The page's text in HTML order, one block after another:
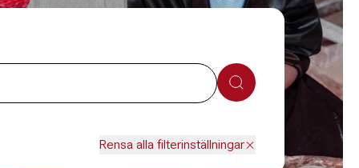
Sök
Rensa alla filterinställningar